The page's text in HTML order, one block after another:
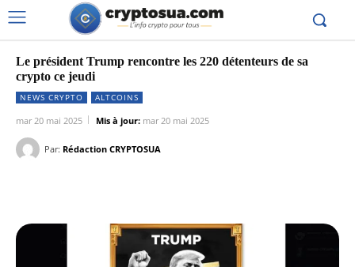
Le président Trump rencontre les 220 détenteurs de sa
crypto ce jeudi
NEWS CRYPTO ALTCOINS
mar 20 mai 2025 Mis à jour: mar 20 mai 2025
Par: Rédaction CRYPTOSUA